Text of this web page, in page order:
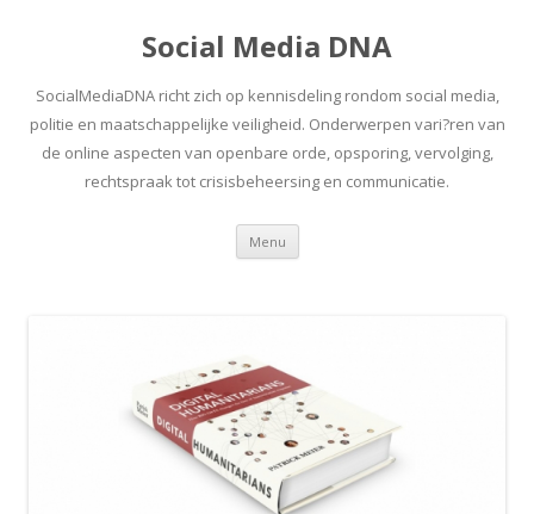
Social Media DNA
SocialMediaDNA richt zich op kennisdeling rondom social media,
politie en maatschappelijke veiligheid. Onderwerpen vari?ren van
de online aspecten van openbare orde, opsporing, vervolging,
rechtspraak tot crisisbeheersing en communicatie.
Menu Spring
inhoud